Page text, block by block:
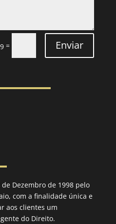
= Enviar
Dezembro de 1998 pelo
com a finalidade única e
aos clientes um
do Direito.